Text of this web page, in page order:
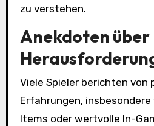
zu verstehen.
Anekdoten
Viele Spieler berichten von
Erfahrungen,
Items oder wertvolle In-